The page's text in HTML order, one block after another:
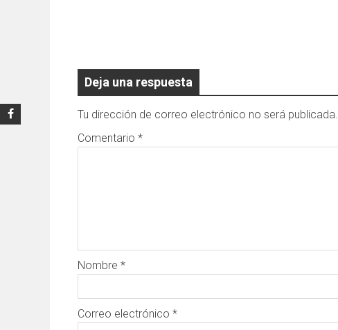
Deja una respuesta
Tu dirección de correo electrónico no será publicada.
Comentario *
Nombre *
Correo electrónico *